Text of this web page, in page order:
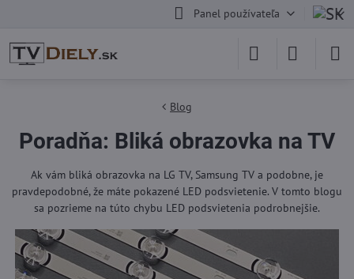
Panel používateľa
Blog
Poradňa: Bliká obrazovka na TV
Ak vám bliká obrazovka na LG TV, Samsung TV a podobne, je
pravdepodobné, že máte pokazené LED podsvietenie. V tomto blogu
sa pozrieme na túto chybu LED podsvietenia podrobnejšie.